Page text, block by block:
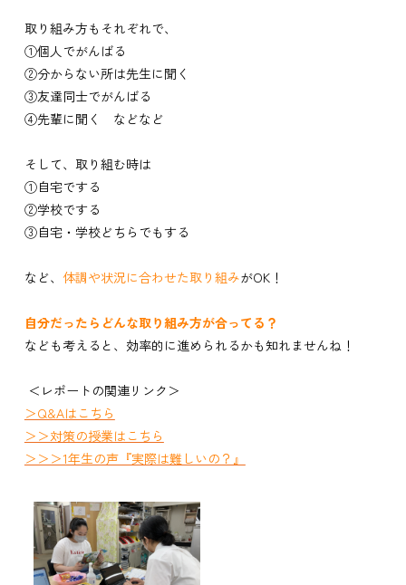
取り組み方もそれぞれで、
①個人でがんばる
②分からない所は先生に聞く
③友達同士でがんばる
④先輩に聞く などなど
そして、取り組む時は
①自宅でする
②学校でする
③自宅・学校どちらでもする
など、 体調や状況に合わせた取り組みがOK！
自分だったらどんな取り組み方が合ってる？
なども考えると、効率的に進められるかも知れませんね！
＜レポートの関連リンク＞
＞Q&Aはこちら
＞＞対策の授業はこちら
＞＞＞1年生の声『実際は難しいの？』